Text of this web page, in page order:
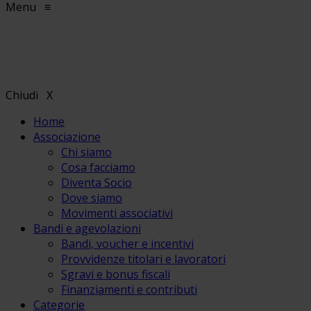
Menu ≡
Chiudi X
Home
Associazione
Chi siamo
Cosa facciamo
Diventa Socio
Dove siamo
Movimenti associativi
Bandi e agevolazioni
Bandi, voucher e incentivi
Provvidenze titolari e lavoratori
Sgravi e bonus fiscali
Finanziamenti e contributi
Categorie